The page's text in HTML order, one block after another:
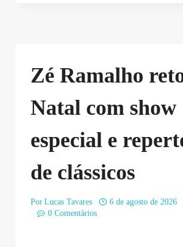
Zé Ramalho
Natal com show
especial e
de clássicos
Por Lucas Tavares
6 de agosto de 2026
0 Comentários